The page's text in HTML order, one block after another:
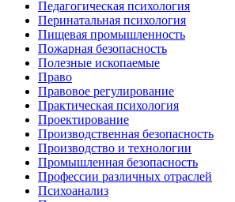
Педагогическая психология
Перинатальная психология
Пищевая промышленность
Пожарная безопасность
Полезные ископаемые
Право
Правовое регулирование
Практическая психология
Проектирование
Производственная безопасность
Производство и технологии
Промышленная безопасность
Профессии различных отраслей
Психоанализ